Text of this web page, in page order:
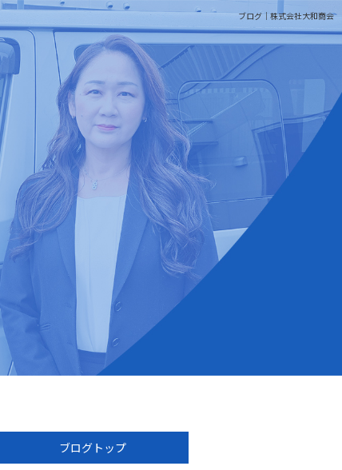
ブログ｜株式会社大和商会
ブログトップ